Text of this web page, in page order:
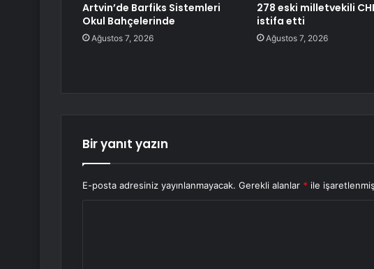
Artvin’de Barfiks Sistemleri
Okul Bahçelerinde
Ağustos 7, 2026
278 eski milletvekili
istifa etti
Ağustos 7, 2026
Bir yanıt yazın
E-posta adresiniz yayınlanmayacak. Gerekli alanlar * ile